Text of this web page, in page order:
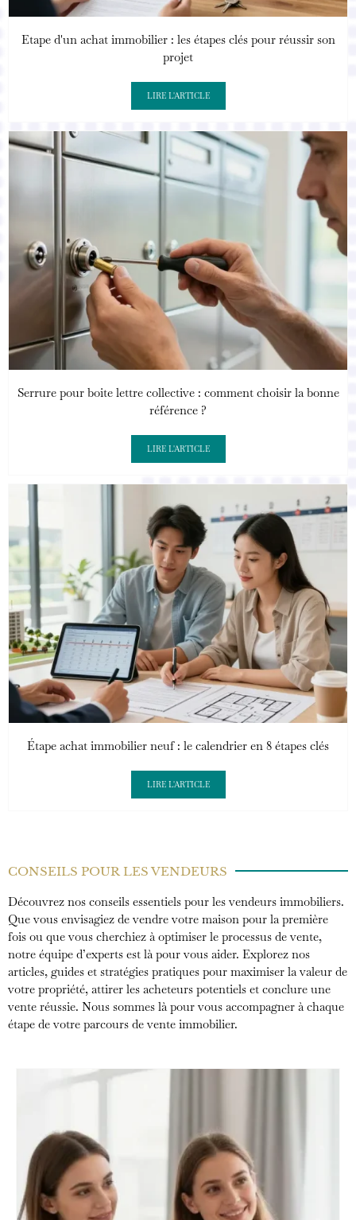
Etape d'un achat immobilier : les étapes clés pour réussir son
projet
LIRE L'ARTICLE
Serrure pour boite lettre collective : comment choisir la bonne
référence ?
LIRE L'ARTICLE
Étape achat immobilier neuf : le calendrier en 8 étapes clés
LIRE L'ARTICLE
CONSEILS POUR LES VENDEURS
Découvrez nos conseils essentiels pour les vendeurs immobiliers.
Que vous envisagiez de vendre votre maison pour la première
fois ou que vous cherchiez à optimiser le processus de vente,
notre équipe d’experts est là pour vous aider. Explorez nos
articles, guides et stratégies pratiques pour maximiser la valeur de
votre propriété, attirer les acheteurs potentiels et conclure une
vente réussie. Nous sommes là pour vous accompagner à chaque
étape de votre parcours de vente immobilier.